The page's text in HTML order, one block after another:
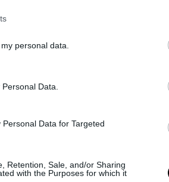
personal data.
Data.
Data for Targeted
Retention, Sale, and/or Sharing
with the Purposes for which it
τη νόσο και είχε αναδείξει
από τον καρκίνο του
με τον ιό HPV.
τη δημοσιογράφο Ιωάννα
χέρια – πόδια στο κρεβάτι»
Σέρρες: Φορτηγό
πυρ σε σχολείο βόρεια της